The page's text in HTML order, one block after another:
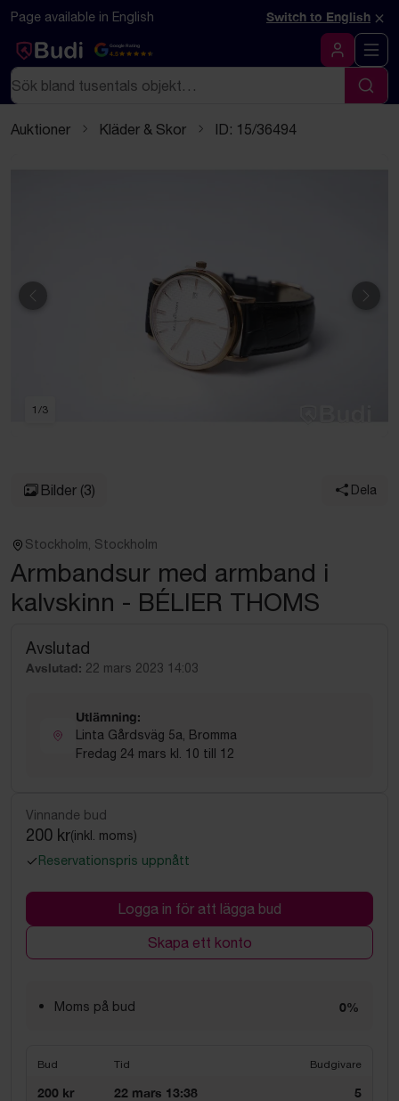
Hoppa till innehåll
Textbaserad (markdown) version av denna sida
Page available in English Switch to English ×
Google Rating
4.5
Logga in
Sök
Sök
Auktioner Kläder & Skor ID: 15/36494
Föregående
1 /3
Bilder (3) Dela
Stockholm, Stockholm
Armbandsur med armband i
kalvskinn - BÉLIER THOMS
Avslutad
Avslutad: 22 mars 2023 14:03
Utlämning:
Linta Gårdsväg 5a, Bromma
Fredag 24 mars kl. 10 till 12
Vinnande bud
200 kr(inkl. moms)
Reservationspris uppnått
Logga in för att lägga bud
Skapa ett konto
Moms på bud 0%
Bud Tid Budgivare
200 kr 22 mars 13:38 5